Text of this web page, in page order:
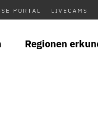
PORTAL LIVECAMS
Regionen